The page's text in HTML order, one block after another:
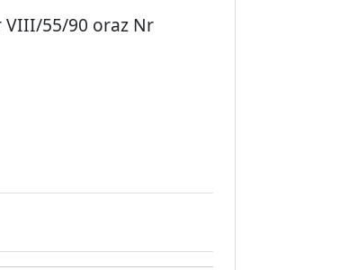
VIII/55/90 oraz Nr